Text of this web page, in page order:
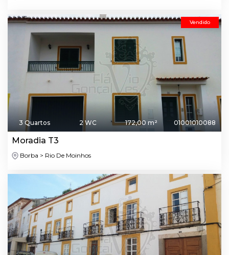
Vendido
3 Quartos 2 WC 172,00 m² 01001010088
Moradia T3
Borba > Rio De Moinhos